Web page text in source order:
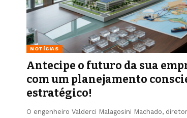
NOTÍCIAS
Antecipe o futuro da sua
com um planejamento
estratégico!
O engenheiro Valderci Malagosini Machado,